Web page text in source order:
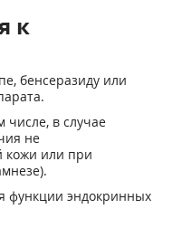
к
бенсеразиду или
числе, в случае
не
кожи или при
функции эндокринных